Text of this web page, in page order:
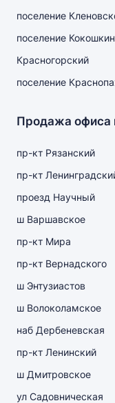
поселение
поселение
Красногорский
поселение
Продажа офиса
пр-кт Рязанский
пр-кт
проезд Научный
ш Варшавское
пр-кт Мира
пр-кт Вернадского
ш Энтузиастов
ш Волоколамское
наб Дербеневская
пр-кт Ленинский
ш Дмитровское
ул Садовническая